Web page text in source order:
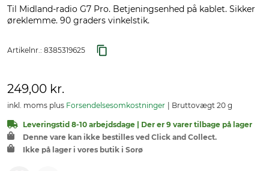
Til Midland-radio G7 Pro. Betjeningsenhed på kablet. Sikker
øreklemme. 90 graders vinkelstik.
Artikelnr.: 8385319625
249,00 kr.
inkl. moms plus Forsendelsesomkostninger Bruttovægt 20 g
Leveringstid 8-10 arbejdsdage | Der er 9 varer tilbage på lager
Denne vare kan ikke bestilles ved Click and Collect.
Ikke på lager i vores butik i Sorø